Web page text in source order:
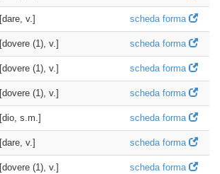
[dare, v.] scheda forma
[dovere (1), v.] scheda forma
[dovere (1), v.] scheda forma
[dovere (1), v.] scheda forma
[dio, s.m.] scheda forma
[dare, v.] scheda forma
[dovere (1), v.] scheda forma